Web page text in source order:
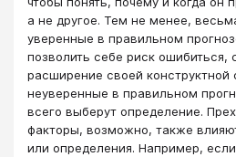
а не другое. Тем не менее,
уверенные в правильном
позволить себе риск ошибиться,
расширение своей
неуверенные в правильном
всего выберут определение.
факторы, возможно, также
или определения. Например,